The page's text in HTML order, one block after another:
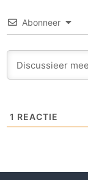
Abonneer
1 REACTIE